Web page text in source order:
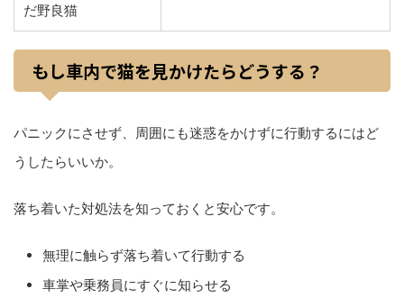
だ野良猫
もし車内で猫を見かけたらどうする？
パニックにさせず、周囲にも迷惑をかけずに行動するにはど
うしたらいいか。
落ち着いた対処法を知っておくと安心です。
無理に触らず落ち着いて行動する
車掌や乗務員にすぐに知らせる